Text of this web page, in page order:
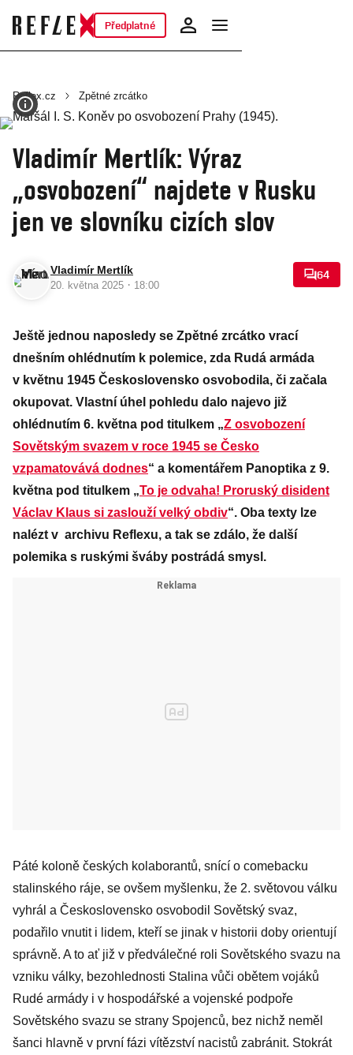
Předplatné
Reflex.cz Zpětné zrcátko
Vladimír Mertlík: Výraz
„osvobození“ najdete v Rusku
jen ve slovníku cizích slov
Vladimír Mertlík
20. května 2025 · 18:00
64
Ještě jednou naposledy se Zpětné zrcátko vrací
dnešním ohlédnutím k polemice, zda Rudá armáda
v květnu 1945 Československo osvobodila, či začala
okupovat. Vlastní úhel pohledu dalo najevo již
ohlédnutím 6. května pod titulkem „Z osvobození
Sovětským svazem v roce 1945 se Česko
vzpamatovává dodnes“ a komentářem Panoptika z 9.
května pod titulkem „To je odvaha! Proruský disident
Václav Klaus si zaslouží velký obdiv“. Oba texty lze
nalézt v archivu Reflexu, a tak se zdálo, že další
polemika s ruskými šváby postrádá smysl.
Páté koloně českých kolaborantů, snící o comebacku
stalinského ráje, se ovšem myšlenku, že 2. světovou válku
vyhrál a Československo osvobodil Sovětský svaz,
podařilo vnutit i lidem, kteří se jinak v historii doby orientují
správně. A to ať již v předválečné roli Sovětského svazu na
vzniku války, bezohlednosti Stalina vůči obětem vojáků
Rudé armády i v hospodářské a vojenské podpoře
Sovětského svazu se strany Spojenců, bez nichž neměl
šanci hlavně v první fázi vítězství nacistů zabránit. Stokrát